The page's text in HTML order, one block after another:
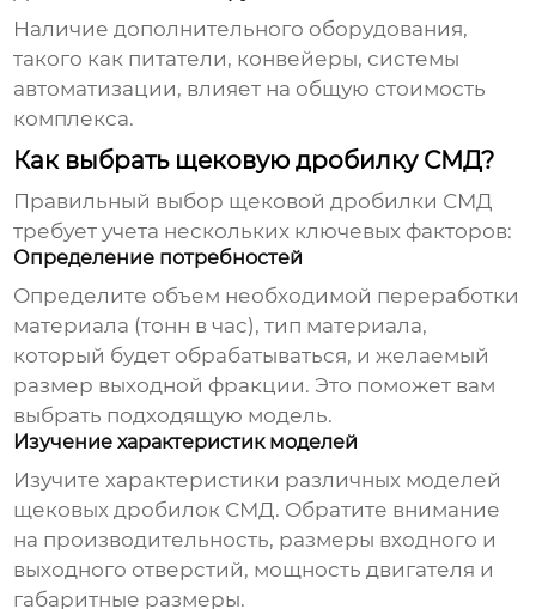
Наличие дополнительного оборудования,
такого как питатели, конвейеры, системы
автоматизации, влияет на общую стоимость
комплекса.
Как выбрать щековую дробилку СМД?
Правильный выбор щековой дробилки СМД
требует учета нескольких ключевых факторов:
Определение потребностей
Определите объем необходимой переработки
материала (тонн в час), тип материала,
который будет обрабатываться, и желаемый
размер выходной фракции. Это поможет вам
выбрать подходящую модель.
Изучение характеристик моделей
Изучите характеристики различных моделей
щековых дробилок СМД. Обратите внимание
на производительность, размеры входного и
выходного отверстий, мощность двигателя и
габаритные размеры.